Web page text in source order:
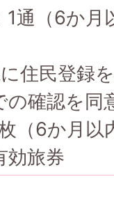
1通（6か月
住民登録
の確認を同
（6か月
効旅券